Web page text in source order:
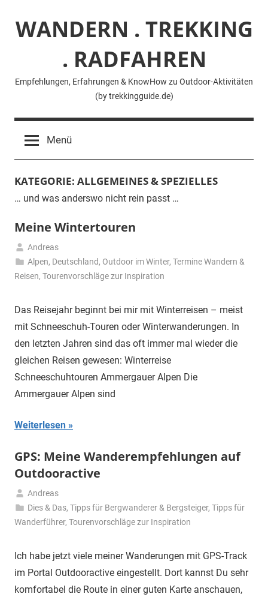
Inhalt
springenWANDERN . TREKKING
. RADFAHREN
Empfehlungen, Erfahrungen & KnowHow zu Outdoor-Aktivitäten
(by trekkingguide.de)
Menü
KATEGORIE: ALLGEMEINES & SPEZIELLES
… und was anderswo nicht rein passt …
Meine Wintertouren
4.
Dezember
Andreas
Alpen, Deutschland, Outdoor im Winter,Termine Wandern &
Reisen, Tourenvorschläge zur Inspiration
Das Reisejahr beginnt bei mir mit Winterreisen – meist
mit Schneeschuh-Touren oder Winterwanderungen. In
den letzten Jahren sind das oft immer mal wieder die
gleichen Reisen gewesen: Winterreise
Schneeschuhtouren Ammergauer Alpen Die
Ammergauer Alpen sind
Weiterlesen
GPS: Meine Wanderempfehlungen auf
Outdooractive
5.
November
Andreas
Dies & Das,Tipps für Bergwanderer & Bergsteiger,Tipps für
Wanderführer, Tourenvorschläge zur Inspiration
Ich habe jetzt viele meiner Wanderungen mit GPS-Track
im Portal Outdooractive eingestellt. Dort kannst Du sehr
komfortabel die Route in einer guten Karte anschauen,